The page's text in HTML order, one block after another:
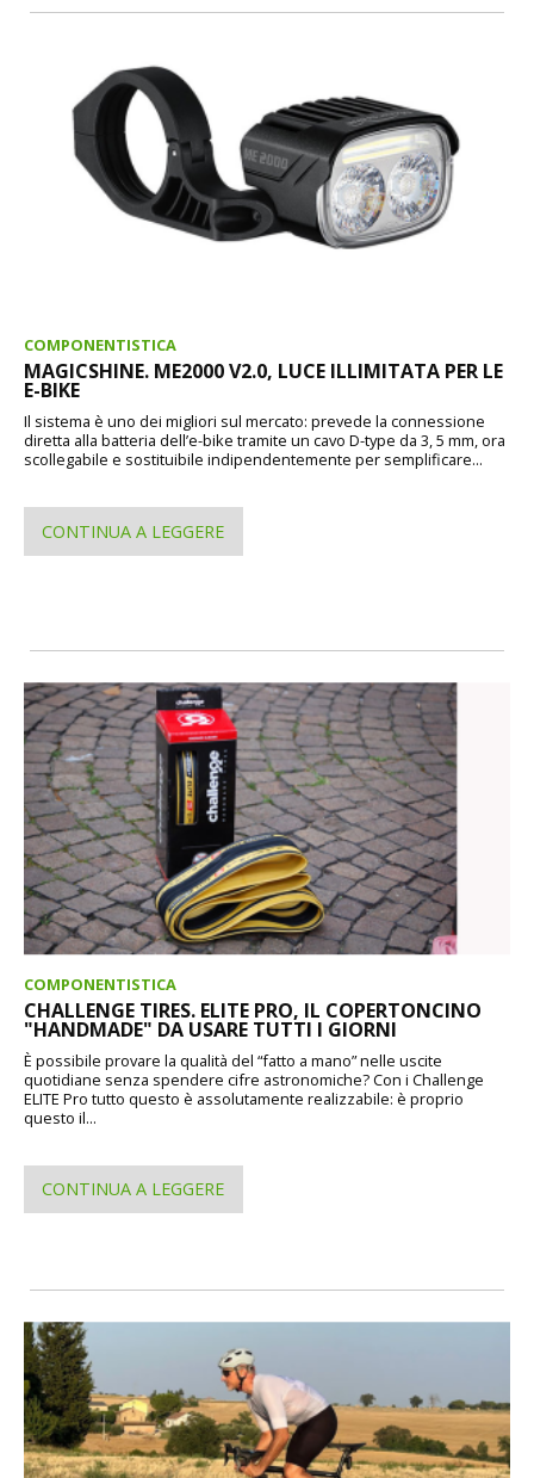
COMPONENTISTICA
MAGICSHINE. ME2000 V2.0, LUCE ILLIMITATA PER LE
E-BIKE
Il sistema è uno dei migliori sul mercato: prevede la connessione
diretta alla batteria dell’e-bike tramite un cavo D-type da 3, 5 mm, ora
scollegabile e sostituibile indipendentemente per semplificare...
CONTINUA A LEGGERE
COMPONENTISTICA
CHALLENGE TIRES. ELITE PRO, IL COPERTONCINO
"HANDMADE" DA USARE TUTTI I GIORNI
È possibile provare la qualità del “fatto a mano” nelle uscite
quotidiane senza spendere cifre astronomiche? Con i Challenge
ELITE Pro tutto questo è assolutamente realizzabile: è proprio
questo il...
CONTINUA A LEGGERE